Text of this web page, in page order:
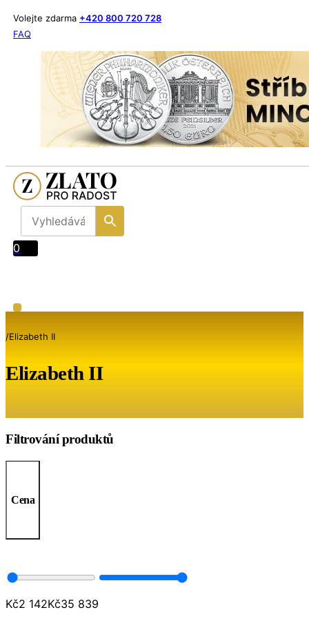
Volejte zdarma +420 800 720 728
FAQ
0
/Elizabeth II
Elizabeth II
Filtrování produktů
Cena
Kč2 142Kč35 839